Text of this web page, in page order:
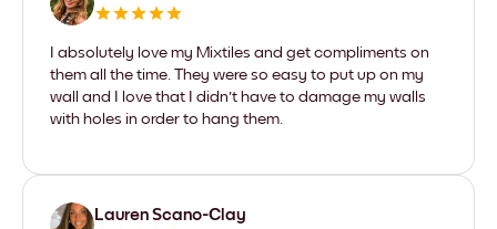
I absolutely love my Mixtiles and get compliments on
them all the time. They were so easy to put up on my
wall and I love that I didn't have to damage my walls
with holes in order to hang them.
Lauren Scano-Clay